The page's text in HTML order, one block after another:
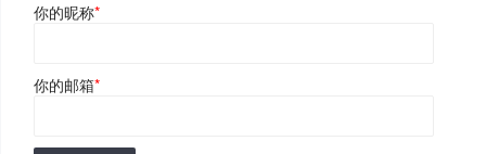
你的昵称*
你的邮箱*